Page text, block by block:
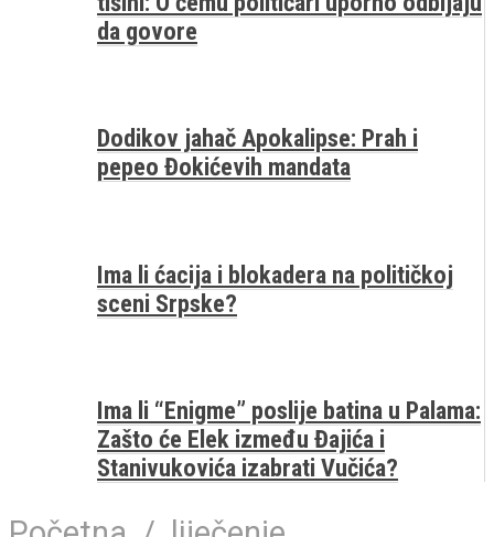
da govore
Dodikov jahač Apokalipse: Prah i
pepeo Đokićevih mandata
Ima li ćacija i blokadera na političkoj
sceni Srpske?
Ima li “Enigme” poslije batina u Palama:
Zašto će Elek između Đajića i
Stanivukovića izabrati Vučića?